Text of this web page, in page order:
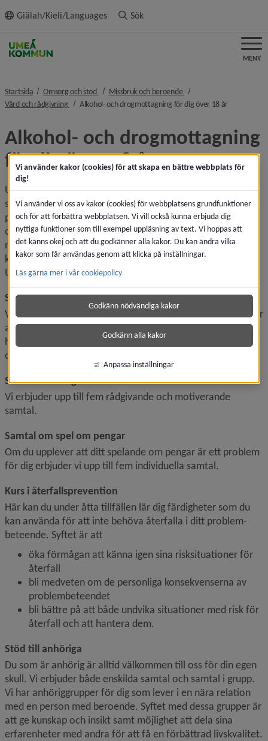
innehållet
Giälah/Kieli/Languages Sök
MENY
Startsida Omsorg och stöd nivå i brödsmulenavigeringen
Missbruk och beroende nivå i
Vård och rådgivning nivå i brödsmulenavigeringen
Alkohol- och drogmottagning för dig över 18 årnivå i
Alkohol- och drogmottagning
för dig över 18 år
Upplever du negativa konsekvenser av alkohol, droger eller
spel om pengar, är anhörig eller på annat sätt möter
personer med risk för beroende kan du få stöd av alkohol-
och drogmottagningen. Mottagningen ger kostnadsfri
rådgivning, bedömning, samordning och behandling av
korttidskaraktär. Mottagningen är en samverkan mellan
Umeå kommun och Region Västerbotten.
Samtal om alkohol
Vi erbjuder upp till fem individuella samtal där vi arbetar för
att du ska kunna uppnå det mål du har. Ibland kan det vara
helnykterhet, ibland kontrollerat drickande. Vi ger stöttning
och råd för att underlätta för dig att nå dit.
Samtal om droger
Vi erbjuder upp till fem rådgivande och motiverande
samtal.
Samtal om spel om pengar
Om du upplever att ditt spelande om pengar är ett problem
för dig erbjuder vi upp till fem individuella samtal.
Kurs i återfallsprevention
Här kan du under åtta tillfällen lär dig färdigheter som du
kan använda för att inte behöva återfalla i ditt problem­
beteende. Syftet är att
öka förmågan att känna igen sina risksituationer för
återfall
bli medveten om de personliga konsekvenserna av
problembeteendet
bli bättre på att både undvika situationer med risk för
återfall och att hantera dem.
Stöd till anhöriga
Du som är anhörig är alltid välkommen till oss för din egen
skull. Vi erbjuder både enskilda samtal och samtal i grupp.
Vi har anhöriggrupper för dig som lever i en nära relation
med en person med beroende. Syftet med dessa grupper är
att ge kunskap och insikt samt möjlighet att dela sina
erfarenheter med andra för att få en förbättrad livskvalitet.
Vi använder kakor (cookies) för att skapa en bättre webbplats för
dig!
Vi använder vi oss av kakor (cookies) för webbplatsens grundfunktioner
och för att förbättra webbplatsen. Vi vill också kunna erbjuda dig
nyttiga funktioner som till exempel uppläsning av text. Vi hoppas att
det känns okej och att du godkänner alla kakor. Du kan ändra vilka
kakor som får användas genom att klicka på inställningar.
Läs gärna mer i vår cookiepolicy
Godkänn nödvändiga kakor
Godkänn alla kakor
Anpassa inställningar